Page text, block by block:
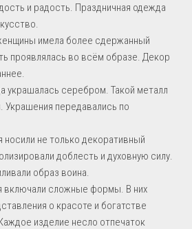
и радость. Праздничная одежда
имела более сдержанный
проявлялась во всём образе. Декор
украшалась серебром. Такой металл
Украшения передавались по
не только декоративный
доблесть и духовную силу.
образ воина.
включали сложные формы. В них
о красоте и богатстве
изделие несло отпечаток